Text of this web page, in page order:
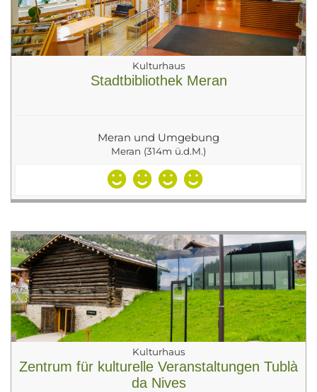
Kulturhaus
Stadtbibliothek Meran
Meran und Umgebung
Meran (314m ü.d.M.)
Kulturhaus
Zentrum für kulturelle Veranstaltungen Tublà
da Nives